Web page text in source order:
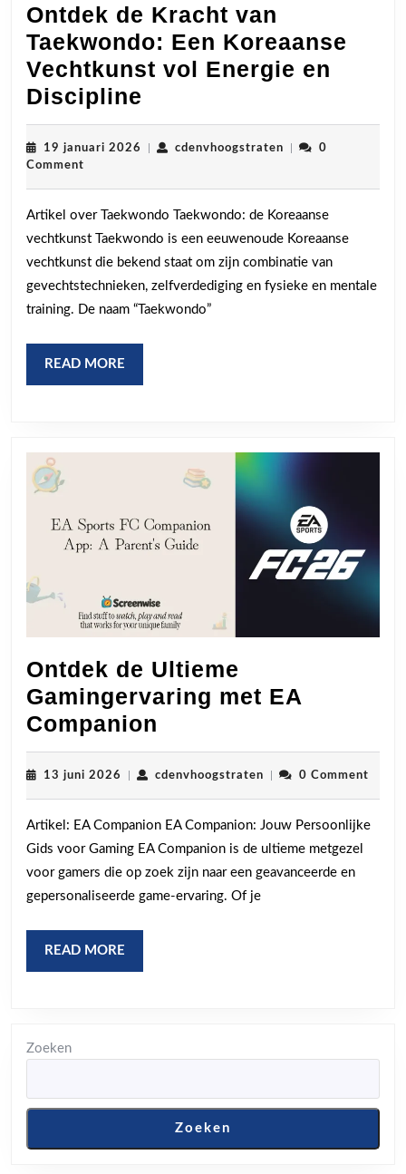
Ontdek de Kracht van
Taekwondo: Een Koreaanse
Vechtkunst vol Energie en
Discipline
de
Kracht
Taekwondo:
Een
Koreaanse
Vechtkunst
vol
Energie
Discipline
19 januari 2026 19
cdenvhoogstratencdenvhoogstraten
0
Comment
Artikel over Taekwondo Taekwondo: de Koreaanse
vechtkunst Taekwondo is een eeuwenoude Koreaanse
vechtkunst die bekend staat om zijn combinatie van
gevechtstechnieken, zelfverdediging en fysieke en mentale
training. De naam “Taekwondo”
READ MORE
MORE
Ontdek de Ultieme
Gamingervaring met EA
Companion
de
Ultieme
Gamingervaring
met
EA
Companion
13 juni 2026 cdenvhoogstratencdenvhoogstraten
0 Comment
Artikel: EA Companion EA Companion: Jouw Persoonlijke
Gids voor Gaming EA Companion is de ultieme metgezel
voor gamers die op zoek zijn naar een geavanceerde en
gepersonaliseerde game-ervaring. Of je
READ MORE
MORE
Zoeken
Zoeken